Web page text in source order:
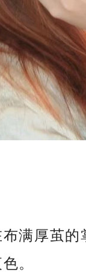
满厚茧的
。